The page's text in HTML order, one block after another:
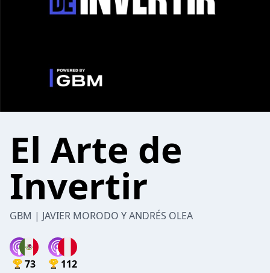
El Arte de
Invertir
GBM | JAVIER MORODO Y ANDRÉS OLEA
73 112